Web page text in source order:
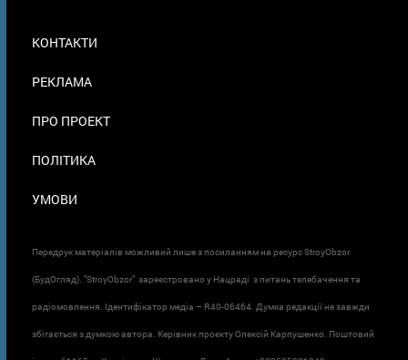
В
КОНТАКТИ
РЕКЛАМА
ПРО ПРОЕКТ
ПОЛІТИКА
УМОВИ
Передрук матеріалів можливий лише з посиланням на ресурс StroyObzor
(БудОгляд). "StroyObzor" зареєстровано у Нацраді з питань телебачення та
радіомовлення. Ідентифікатор медіа – R40-06464. Думка редакції не завжди
збігається з думкою автора. Керівник проєкту Олексій Карпушенко. Поштовий